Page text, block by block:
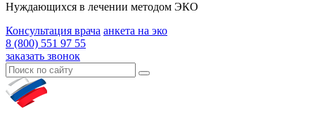
Нуждающихся в лечении методом ЭКО
Консультация врача анкета на эко
8 (800) 551 97 55
заказать звонок